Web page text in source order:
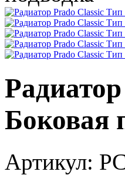
Боковая
Артикул: